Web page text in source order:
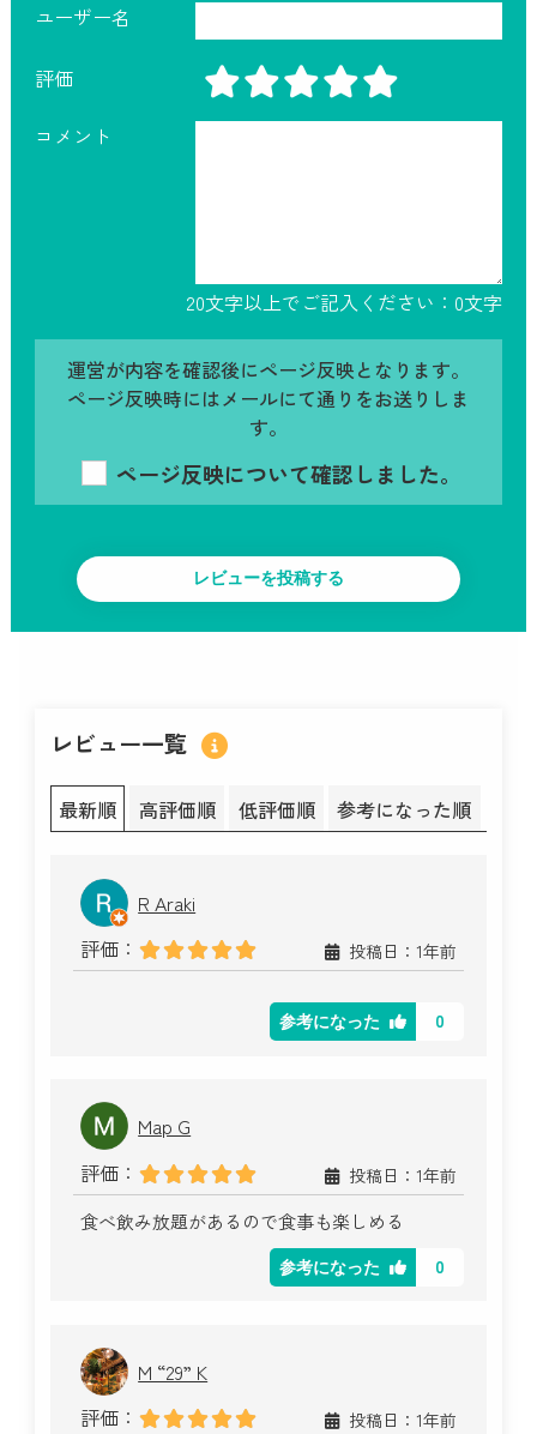
ユーザー名
評価
コメント
20文字以上でご記入ください： 0文字
運営が内容を確認後にページ反映となります。
ページ反映時にはメールにて通りをお送りしま
す。
ページ反映について確認しました。
レビュー一覧
最新順 高評価順 低評価順 参考になった順
R Araki
評価：
投稿日：1年前
参考になった 0
Map G
評価：
投稿日：1年前
食べ飲み放題があるので食事も楽しめる
参考になった 0
M “29” K
評価：
投稿日：1年前